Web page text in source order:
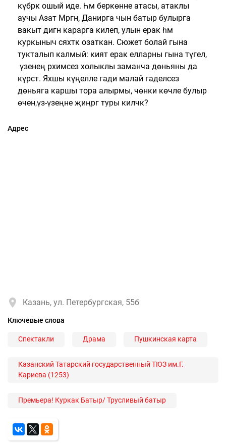
күбрәк ошый иде. Һәм беркөнне атасы, атаклы
аучы Азат Мәргән, Данирга чын батыр булырга
вакыт дигән карарга килеп, улын ерак һәм
куркыныч сәяхәткә озаткан. Сюжет болай гына
тукталып калмый: әкият ерак елларны гына түгел,
ә үзенең рәхимсез холыклы заманча дөньяны да
күрсәтә. Яхшы күңелле гади малай гаделсез
дөньяга каршы тора алырмы, чөнки көчле булыр
өчен,үз-үзеңне җиңәргә туры киләчәк?
Адрес
Казань, ул. Петербургская, 55б
Ключевые слова
Спектакли Драма Пушкинская карта
Казанский Татарский государственный ТЮЗ им.Г.
Кариева (1253)
Премьера! Куркак Батыр/ Трусливый батыр